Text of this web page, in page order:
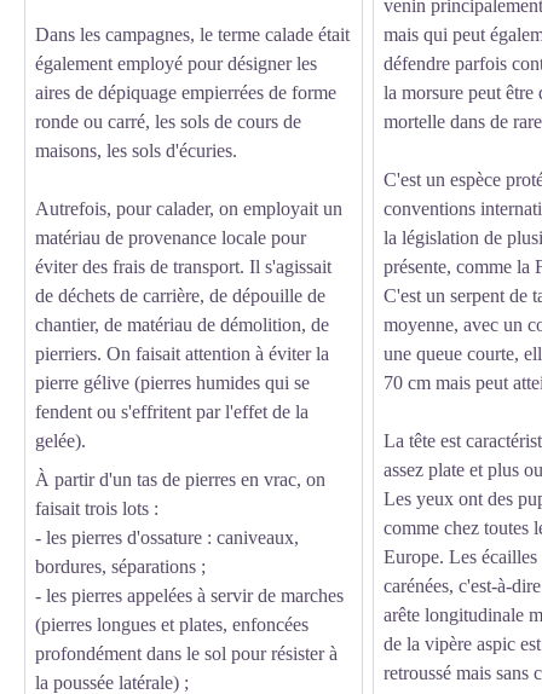
Dans les campagnes, le terme calade était
également employé pour désigner les
aires de dépiquage empierrées de forme
ronde ou carré, les sols de cours de
maisons, les sols d'écuries.
Autrefois, pour calader, on employait un
matériau de provenance locale pour
éviter des frais de transport. Il s'agissait
de déchets de carrière, de dépouille de
chantier, de matériau de démolition, de
pierriers. On faisait attention à éviter la
pierre gélive (pierres humides qui se
fendent ou s'effritent par l'effet de la
gelée).
À partir d'un tas de pierres en vrac, on
faisait trois lots :
- les pierres d'ossature : caniveaux,
bordures, séparations ;
- les pierres appelées à servir de marches
(pierres longues et plates, enfoncées
profondément dans le sol pour résister à
la poussée latérale) ;
venin
mais qui peut
défendre parfois
la morsure peut être
mortelle dans de
C'est un espèce
conventions
la législation de
présente, comme la
C'est un serpent de
moyenne, avec un
une queue courte,
70 cm mais peut
La tête est
assez plate et plus
Les yeux ont des
comme chez toutes
Europe. Les
carénées, c'est-à-
arête longitudinale
de la vipère aspic
retroussé mais sans